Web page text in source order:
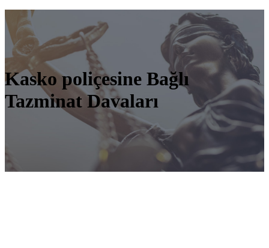
Kasko poliçesine Bağlı
Tazminat Davaları